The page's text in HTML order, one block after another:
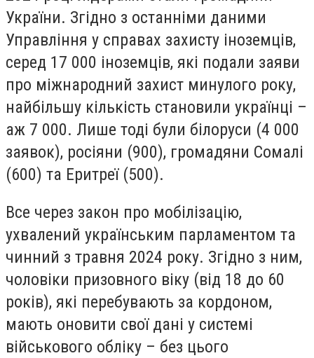
України. Згідно з останніми даними
Управління у справах захисту іноземців,
серед 17 000 іноземців, які подали заяви
про міжнародний захист минулого року,
найбільшу кількість становили українці –
аж 7 000. Лише тоді були білоруси (4 000
заявок), росіяни (900), громадяни Сомалі
(600) та Еритреї (500).
Все через закон про мобілізацію,
ухвалений українським парламентом та
чинний з травня 2024 року. Згідно з ним,
чоловіки призовного віку (від 18 до 60
років), які перебувають за кордоном,
мають оновити свої дані у системі
військового обліку – без цього